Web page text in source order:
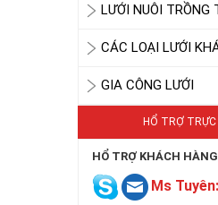
LƯỚI NUÔI TRỒNG
CÁC LOẠI LƯỚI
GIA CÔNG LƯỚI
HỔ TRỢ TRỰC
HỔ TRỢ KHÁCH HÀNG
Ms